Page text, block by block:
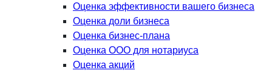
Оценка эффективности вашего бизнеса
Оценка доли бизнеса
Оценка бизнес-плана
Оценка ООО для нотариуса
Оценка акций